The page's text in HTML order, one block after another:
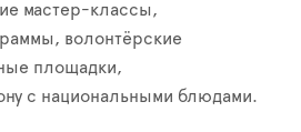
мастер-классы,
волонтёрские
площадки,
с национальными блюдами.